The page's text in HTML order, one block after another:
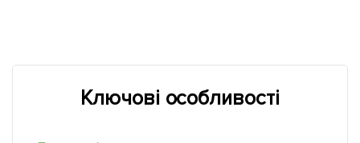
Ключові особливості